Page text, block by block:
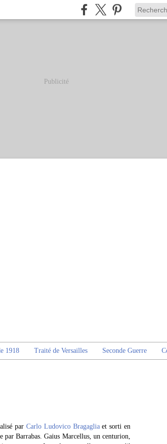
Publicité
1918 Traité de Versailles Seconde Guerre
par Carlo Ludovico Bragagliaet sorti en
par Barrabas. Gaius Marcellus, un centurion,